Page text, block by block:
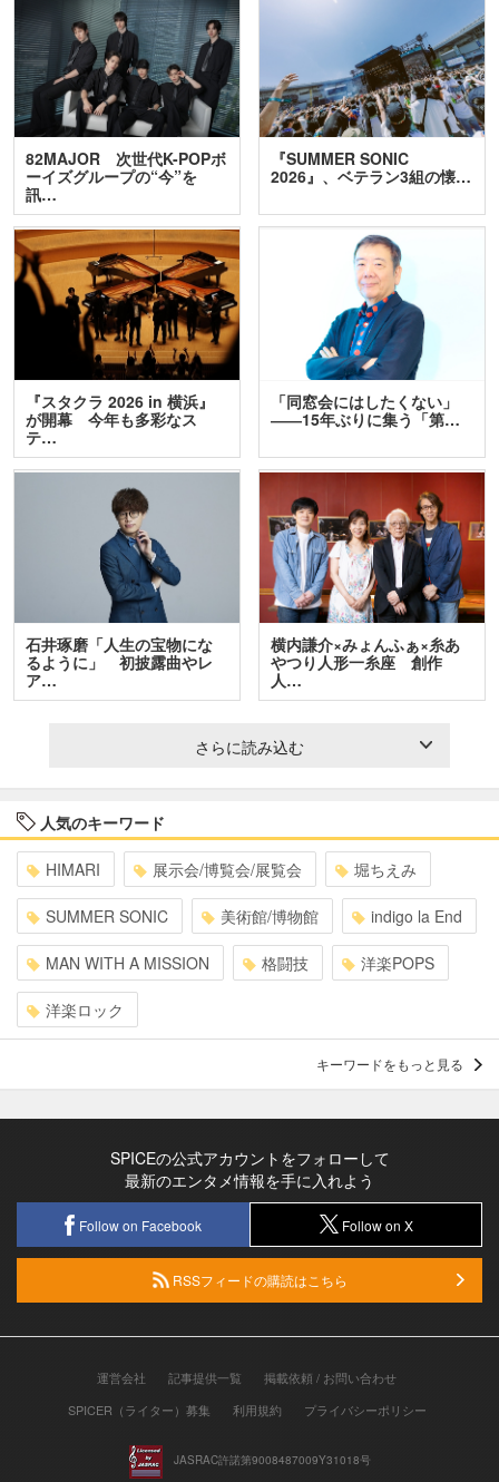
82MAJOR 次世代K-POPボ
ーイズグループの“今”を
訊…
『SUMMER SONIC
2026』、ベテラン3組の懐…
『スタクラ 2026 in 横浜』
が開幕 今年も多彩なス
テ…
「同窓会にはしたくない」
――15年ぶりに集う「第…
石井琢磨「人生の宝物にな
るように」 初披露曲やレ
ア…
横内謙介×みょんふぁ×糸あ
やつり人形一糸座 創作
人…
さらに読み込む
人気のキーワード
HIMARI 展示会/博覧会/展覧会 堀ちえみ
SUMMER SONIC 美術館/博物館 indigo la End
MAN WITH A MISSION 格闘技 洋楽POPS
洋楽ロック
キーワードをもっと見る
SPICEの公式アカウントをフォローして
最新のエンタメ情報を手に入れよう
Follow on Facebook Follow on X
RSSフィードの購読はこちら
運営会社 記事提供一覧
掲載依頼 / お問い合わせ
SPICER（ライター）募集
利用規約 プライバシーポリシー
JASRAC許諾第9008487009Y31018号